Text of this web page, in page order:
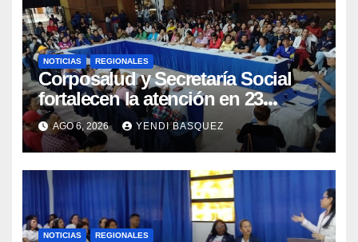
NOTICIAS REGIONALES
Corposalud y Secretaría Social
fortalecen la atención en 23
municipios
AGO 6, 2026 YENDI BASQUEZ
NOTICIAS REGIONALES